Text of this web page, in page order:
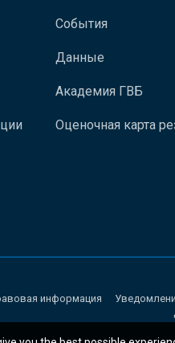
События
Данные
Академия ГВБ
Оценочная карта
информация